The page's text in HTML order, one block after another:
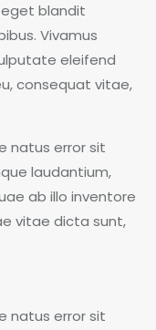
eget blandit
Vivamus
eleifend
consequat vitae,
natus error sit
laudantium,
ab illo inventore
vitae dicta sunt,
natus error sit